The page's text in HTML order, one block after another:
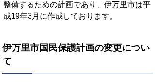
整備するための計画であり、伊万里市は平
成19年3月に作成しております。
伊万里市国民保護計画の変更につい
て